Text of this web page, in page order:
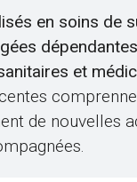
en soins de
et
de nouvelles